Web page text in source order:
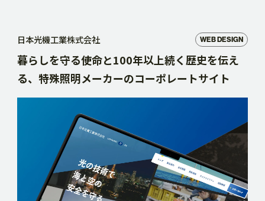
日本光機工業株式会社 WEB DESIGN
暮らしを守る使命と100年以上続く歴史を伝え
る、特殊照明メーカーのコーポレートサイト